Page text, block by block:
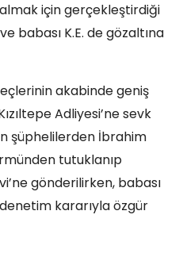
almak için gerçekleştirdiği
babası K.E. de gözaltına
akabinde geniş
Adliyesi’ne sevk
şüphelilerden İbrahim
tutuklanıp
gönderilirken, babası
denetim kararıyla özgür